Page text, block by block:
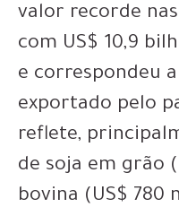
valor recorde
com US$ 10,9
e correspondeu
exportado pelo
reflete,
de soja em grão
bovina (US$ 780